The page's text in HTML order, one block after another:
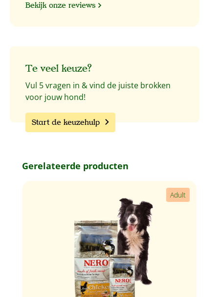
Bekijk onze reviews
Te veel keuze?
Vul 5 vragen in & vind de juiste brokken
voor jouw hond!
Start de keuzehulp
Productgalerij overslaan
Gerelateerde producten
Adult